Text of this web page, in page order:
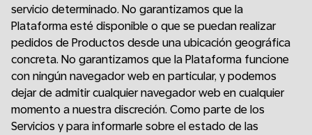
servicio determinado. No garantizamos que la
Plataforma esté disponible o que se puedan realizar
pedidos de Productos desde una ubicación geográfica
concreta. No garantizamos que la Plataforma funcione
con ningún navegador web en particular, y podemos
dejar de admitir cualquier navegador web en cualquier
momento a nuestra discreción. Como parte de los
Servicios y para informarle sobre el estado de las